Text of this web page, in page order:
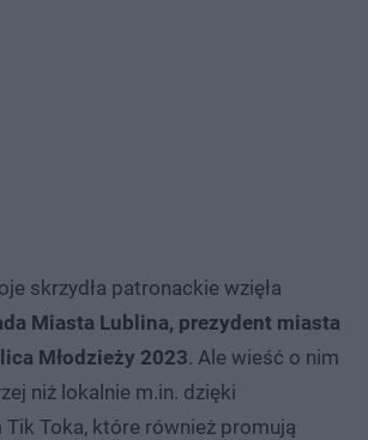
skrzydła patronackie wzięła
Miasta Lublina, prezydent miasta
Młodzieży 2023. Ale wieść o nim
niż lokalnie m.in. dzięki
Toka, które również promują